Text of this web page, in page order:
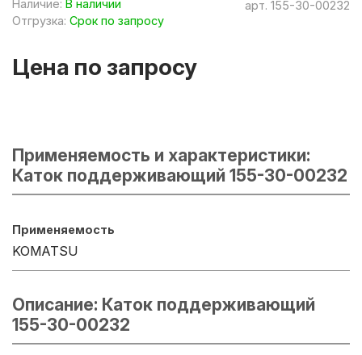
арт. 155-30-00232
Наличие: В наличии
Отгрузка: Срок по запросу
Цена по запросу
Применяемость и характеристики:
Каток поддерживающий 155-30-00232
Применяемость
KOMATSU
Описание: Каток поддерживающий
155-30-00232